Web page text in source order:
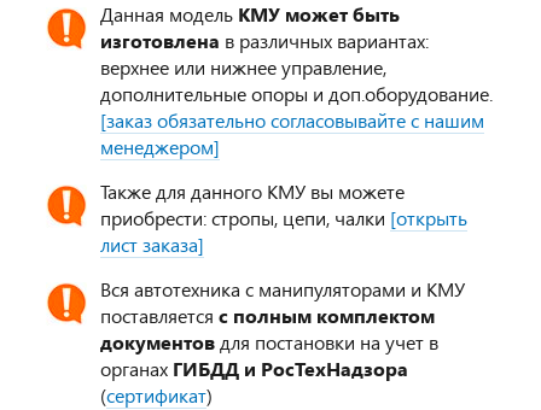
Данная модель КМУ может быть
изготовлена в различных вариантах:
верхнее или нижнее управление,
дополнительные опоры и доп.оборудование.
[заказ обязательно согласовывайте с нашим
менеджером]
Также для данного КМУ вы можете
приобрести: стропы, цепи, чалки [открыть
лист заказа]
Вся автотехника с манипуляторами и КМУ
поставляется с полным комплектом
документовдля постановки на учет в
органах ГИБДД и РосТехНадзора
(сертификат)